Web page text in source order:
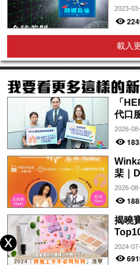
2023-
載入
「
代口
府加
受惠
2026-
棐｜
月29
2026-
揭曉
霧、
的好
2024-